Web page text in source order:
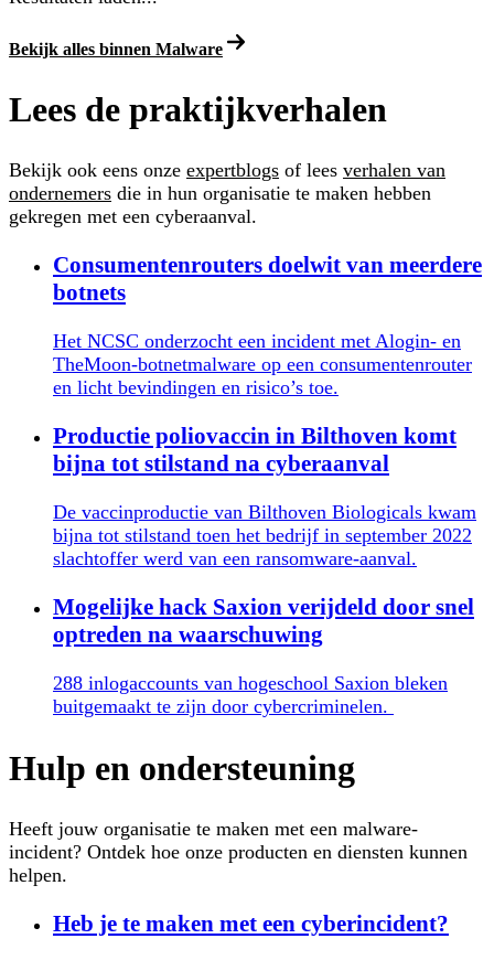
Bekijk alles binnen Malware
Lees de praktijkverhalen
Bekijk ook eens onze expertblogs of lees verhalen van
ondernemers die in hun organisatie te maken hebben
gekregen met een cyberaanval.
Consumentenrouters doelwit van meerdere
botnets
Het NCSC onderzocht een incident met Alogin- en
TheMoon-botnetmalware op een consumentenrouter
en licht bevindingen en risico’s toe.
Productie poliovaccin in Bilthoven komt
bijna tot stilstand na cyberaanval
De vaccinproductie van Bilthoven Biologicals kwam
bijna tot stilstand toen het bedrijf in september 2022
slachtoffer werd van een ransomware-aanval.
Mogelijke hack Saxion verijdeld door snel
optreden na waarschuwing
288 inlogaccounts van hogeschool Saxion bleken
buitgemaakt te zijn door cybercriminelen.
Hulp en ondersteuning
Heeft jouw organisatie te maken met een malware-
incident? Ontdek hoe onze producten en diensten kunnen
helpen.
Heb je te maken met een cyberincident?